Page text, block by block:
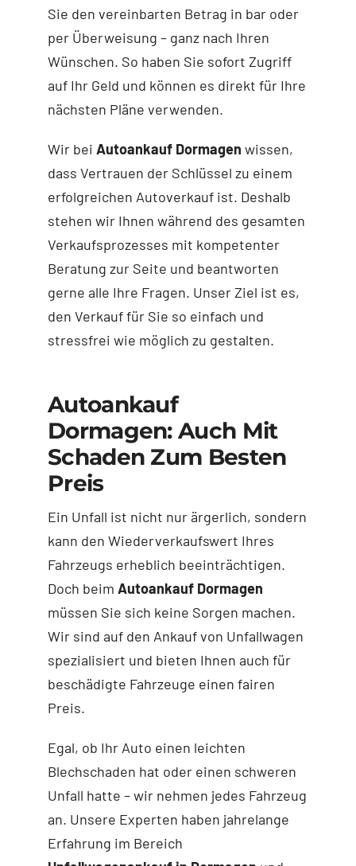
Sie den vereinbarten Betrag in bar oder
per Überweisung – ganz nach Ihren
Wünschen. So haben Sie sofort Zugriff
auf Ihr Geld und können es direkt für Ihre
nächsten Pläne verwenden.
Wir bei Autoankauf Dormagen wissen,
dass Vertrauen der Schlüssel zu einem
erfolgreichen Autoverkauf ist. Deshalb
stehen wir Ihnen während des gesamten
Verkaufsprozesses mit kompetenter
Beratung zur Seite und beantworten
gerne alle Ihre Fragen. Unser Ziel ist es,
den Verkauf für Sie so einfach und
stressfrei wie möglich zu gestalten.
Autoankauf
Dormagen: Auch Mit
Schaden Zum Besten
Preis
Ein Unfall ist nicht nur ärgerlich, sondern
kann den Wiederverkaufswert Ihres
Fahrzeugs erheblich beeinträchtigen.
Doch beim Autoankauf Dormagen
müssen Sie sich keine Sorgen machen.
Wir sind auf den Ankauf von Unfallwagen
spezialisiert und bieten Ihnen auch für
beschädigte Fahrzeuge einen fairen
Preis.
Egal, ob Ihr Auto einen leichten
Blechschaden hat oder einen schweren
Unfall hatte – wir nehmen jedes Fahrzeug
an. Unsere Experten haben jahrelange
Erfahrung im Bereich